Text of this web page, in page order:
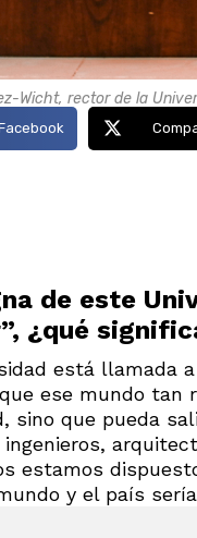
Wicht, rector de la
de este
¿qué
está llamada
ese mundo tan
sino que pueda
estamos
y el país